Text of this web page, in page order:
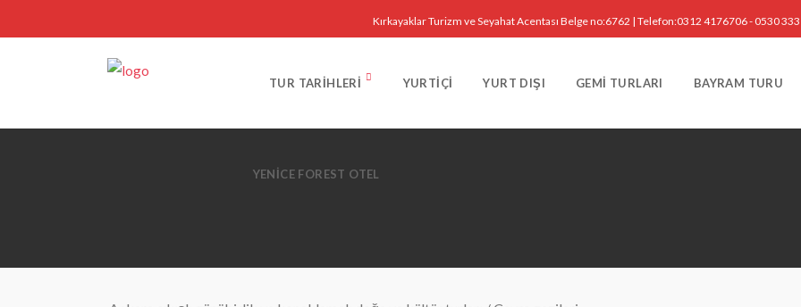
Kırkayaklar Turizm ve Seyahat Acentası Belge no:6762 | Telefon:0312 4176706 - 0530
TUR TARIHLERI YURTIÇI YURT DIŞI GEMI TURLARI BAYRAM TURU
YENICE FOREST OTEL